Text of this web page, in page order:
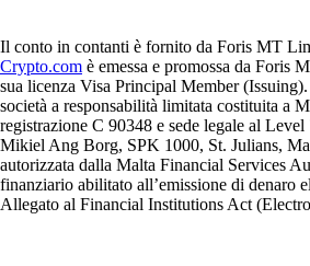
Il conto in contanti è fornito da Foris MT
Crypto.com è emessa e promossa da Foris
sua licenza Visa Principal Member
società a responsabilità limitata costituita a
registrazione C 90348 e sede legale al
Mikiel Ang Borg, SPK 1000, St. Julians,
autorizzata dalla Malta Financial Services
finanziario abilitato all’emissione di denaro
Allegato al Financial Institutions Act